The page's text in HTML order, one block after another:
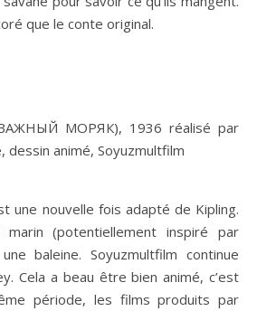
que le conte original.
МОРЯК), 1936 réalisé par
dessin animé, Soyuzmultfilm
une nouvelle fois adapté de Kipling.
marin (potentiellement inspiré par
baleine. Soyuzmultfilm continue
Cela a beau être bien animé, c’est
période, les films produits par